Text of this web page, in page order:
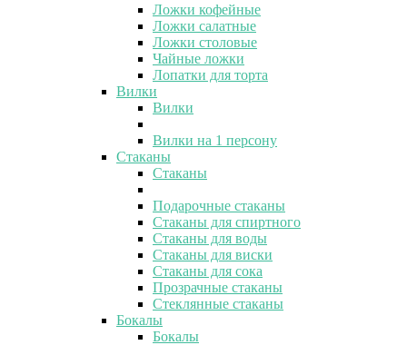
Ложки кофейные
Ложки салатные
Ложки столовые
Чайные ложки
Лопатки для торта
Вилки
Вилки
Вилки на 1 персону
Стаканы
Стаканы
Подарочные стаканы
Стаканы для спиртного
Стаканы для воды
Стаканы для виски
Стаканы для сока
Прозрачные стаканы
Стеклянные стаканы
Бокалы
Бокалы